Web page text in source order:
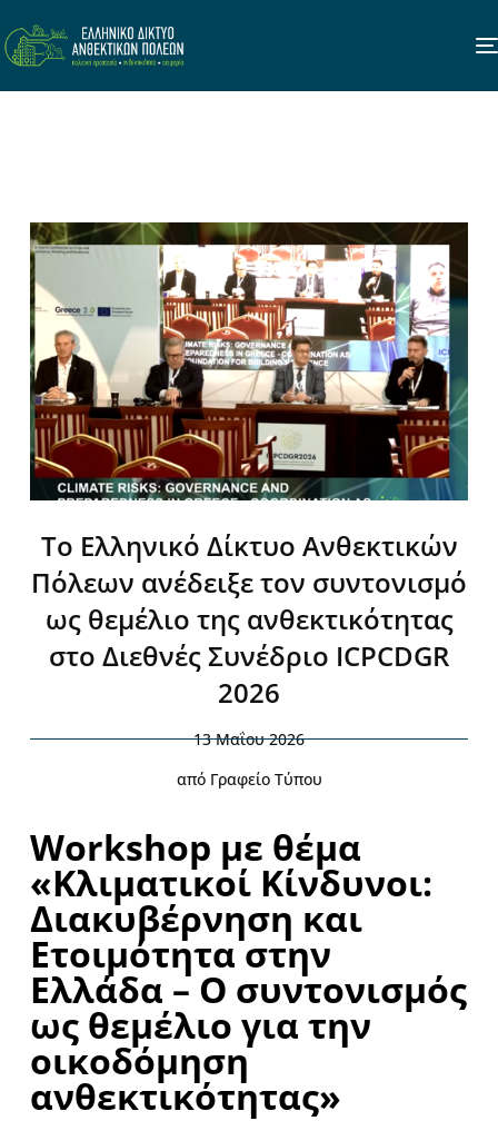
Το Ελληνικό Δίκτυο Ανθεκτικών
Πόλεων ανέδειξε τον συντονισμό
ως θεμέλιο της ανθεκτικότητας
στο Διεθνές Συνέδριο ICPCDGR
2026
13 Μαΐου 2026
απόΓραφείο Τύπου
Workshop με θέμα
«Κλιματικοί Κίνδυνοι:
Διακυβέρνηση και
Ετοιμότητα στην
Ελλάδα – Ο συντονισμός
ως θεμέλιο για την
οικοδόμηση
ανθεκτικότητας»